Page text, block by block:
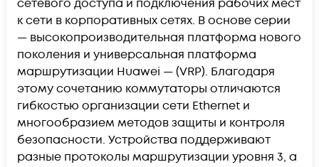
сетевого доступа и подключения рабочих мест
к сети в корпоративных сетях. В основе серии
— высокопроизводительная платформа нового
поколения и универсальная платформа
маршрутизации Huawei — (VRP). Благодаря
этому сочетанию коммутаторы отличаются
гибкостью организации сети Ethernet и
многообразием методов защиты и контроля
безопасности. Устройства поддерживают
разные протоколы маршрутизации уровня 3, а